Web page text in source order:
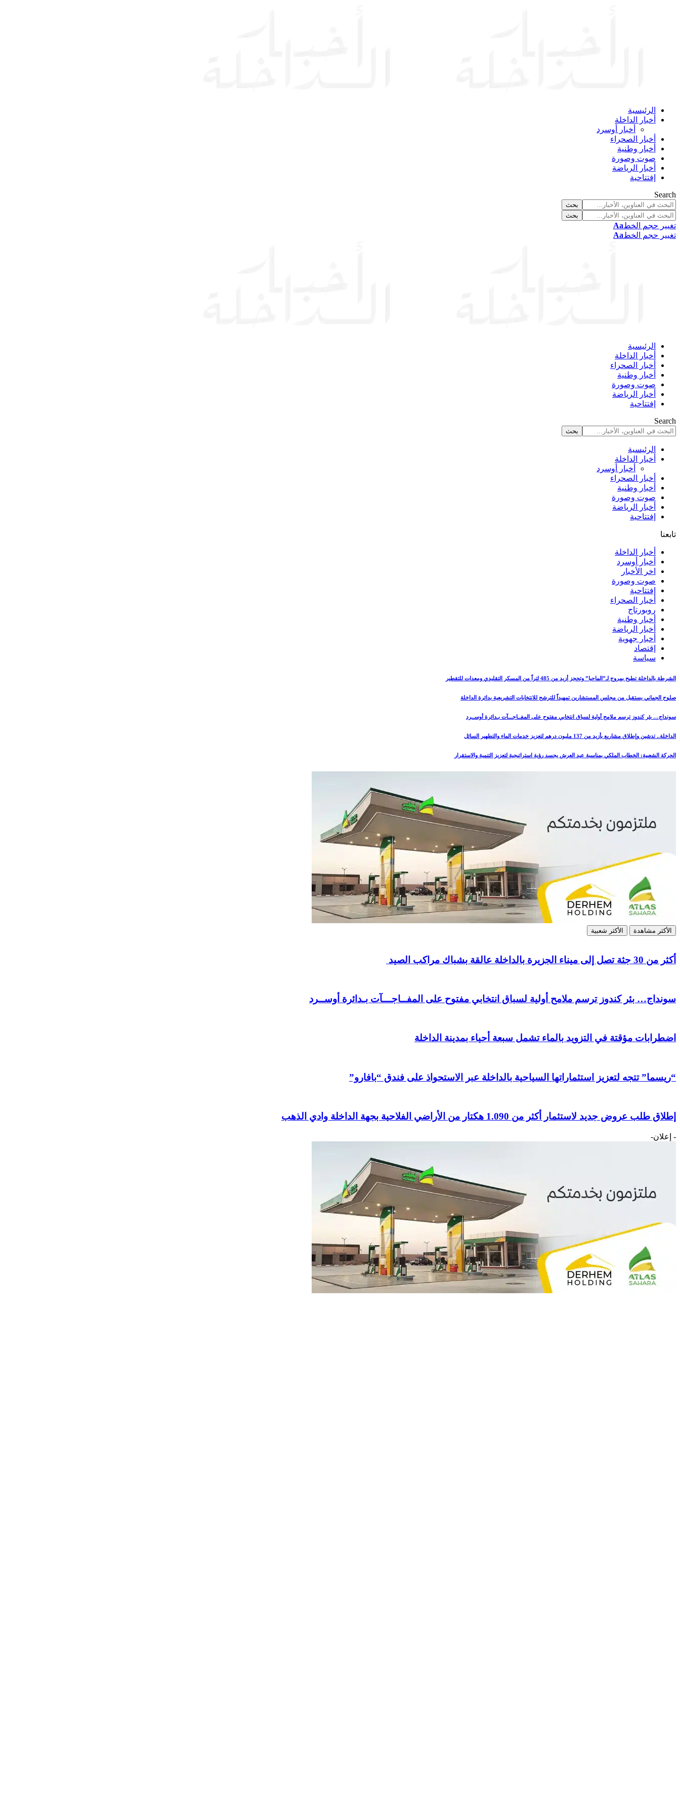
الرئيسية
أخبار الداخلة
أخبار أوسرد
أخبار الصحراء
أخبار وطنية
صوت وصورة
أخبار الرياضة
إفتتاحية
Search
تغيير حجم الخطAa
تغيير حجم الخطAa
الرئيسية
أخبار الداخلة
أخبار الصحراء
أخبار وطنية
صوت وصورة
أخبار الرياضة
إفتتاحية
Search
الرئيسية
أخبار الداخلة
أخبار أوسرد
أخبار الصحراء
أخبار وطنية
صوت وصورة
أخبار الرياضة
إفتتاحية
تابعنا
أخبار الداخلة
أخبار أوسرد
اخر الأخبار
صوت وصورة
إفتتاحية
أخبار الصحراء
روبورتاج
أخبار وطنية
أخبار الرياضة
أخبار جهوية
إقتصاد
سياسة
الشرطة بالداخلة تطيح بمروج لـ”الماحيا” وتحجز أزيد من 485 لتراً من المسكر التقليدي ومعدات للتقطير
صلوح الجماني يستقيل من مجلس المستشارين تمهيداً للترشح للانتخابات التشريعية بدائرة الداخلة
سونداج… بئر كندوز ترسم ملامح أولية لسباق انتخابي مفتوح على المفــاجـــآت بـدائرة أوســرد
الداخلة.. تدشين وإطلاق مشاريع بأزيد من 137 مليون درهم لتعزيز خدمات الماء والتطهير السائل
الحركة الشعبية: الخطاب الملكي بمناسبة عيد العرش يجسد رؤية استراتيجية لتعزيز التنمية والاستقرار
الأكثر مشاهدة الأكثر شعبية
أكثر من 30 جثة تصل إلى ميناء الجزيرة بالداخلة عالقة بشباك مراكب الصيد
سونداج… بئر كندوز ترسم ملامح أولية لسباق انتخابي مفتوح على المفــاجـــآت بـدائرة أوســرد
اضطرابات مؤقتة في التزويد بالماء تشمل سبعة أحياء بمدينة الداخلة
“ريسما” تتجه لتعزيز استثماراتها السياحية بالداخلة عبر الاستحواذ على فندق “بافارو”
إطلاق طلب عروض جديد لاستثمار أكثر من 1.090 هكتار من الأراضي الفلاحية بجهة الداخلة وادي الذهب
- إعلان-